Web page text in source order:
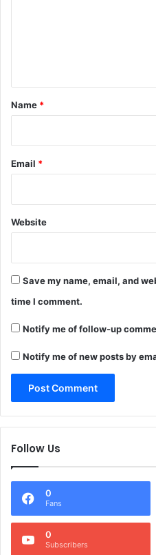
*
Name *
Email *
Website
Save my name, email, and
time I comment.
Notify me of follow-up
Notify me of new posts by
Follow Us
0
Fans
0
Subscribers